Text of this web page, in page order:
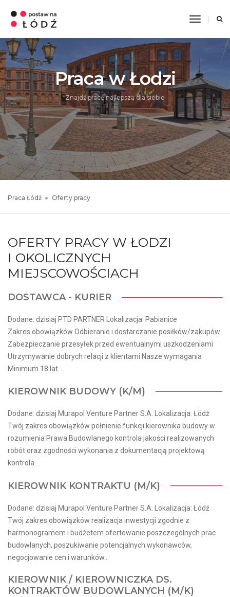
Toggle
Praca w Łodzi
Znajdź pracę najlepszą dla siebie
Praca Łódź Oferty pracy
OFERTY PRACY W ŁODZI
I OKOLICZNYCH
MIEJSCOWOŚCIACH
DOSTAWCA - KURIER
Dodane: dzisiaj PTD PARTNER Lokalizacja: Pabianice
Zakres obowiązków Odbieranie i dostarczanie posiłków/zakupów
Zabezpieczanie przesyłek przed ewentualnymi uszkodzeniami
Utrzymywanie dobrych relacji z klientami Nasze wymagania
Minimum 18 lat...
KIEROWNIK BUDOWY (K/M)
Dodane: dzisiaj Murapol Venture Partner S.A. Lokalizacja: Łódź
Twój zakres obowiązków pełnienie funkcji kierownika budowy w
rozumienia Prawa Budowlanego kontrola jakości realizowanych
robót oraz zgodności wykonania z dokumentacją projektową
kontrola...
KIEROWNIK KONTRAKTU (M/K)
Dodane: dzisiaj Murapol Venture Partner S.A. Lokalizacja: Łódź
Twój zakres obowiązków realizacja inwestycji zgodnie z
harmonogramem i budżetem ofertowanie poszczególnych prac
budowlanych, poszukiwanie potencjalnych wykonawców,
negocjowanie cen i warunków...
KIEROWNIK / KIEROWNICZKA DS.
KONTRAKTÓW BUDOWLANYCH (M/K)